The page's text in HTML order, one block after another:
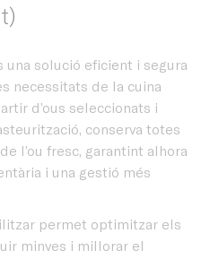
una solució eficient i segura
necessitats de la cuina
d’ous seleccionats i
conserva totes
l’ou fresc, garantint alhora
i una gestió més
permet optimitzar els
minves i millorar el